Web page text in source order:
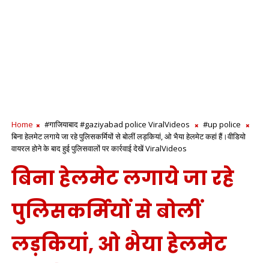
Home #गाजियाबाद #gaziyabad police ViralVideos
#up police
बिना हेलमेट लगाये जा रहे पुलिसकर्मियों से बोलीं लड़कियां, ओ भैया हेलमेट कहां हैं।वीडियो
वायरल होने के बाद हुई पुलिसवालों पर कार्रवाई देखें ViralVideos
बिना हेलमेट लगाये जा रहे
पुलिसकर्मियों से बोलीं
लड़कियां, ओ भैया हेलमेट